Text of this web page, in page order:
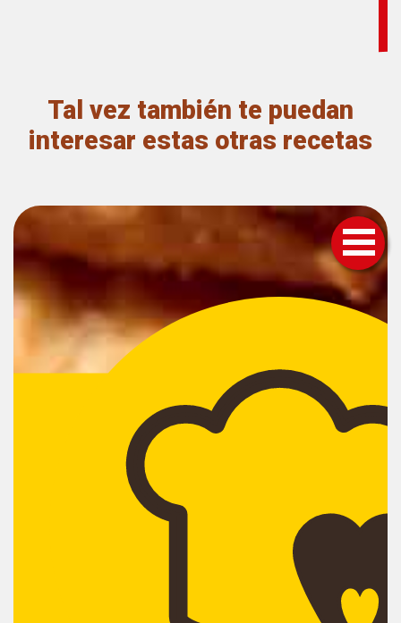
Author
Name
Granvita
2024-
09-
Total
Time
30M
Tal vez también te puedan
interesar estas otras recetas